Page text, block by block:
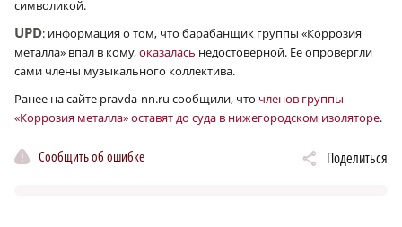
символикой.
UPD: информация о том, что барабанщик группы «Коррозия
металла» впал в кому,оказалась недостоверной. Ее опровергли
сами члены музыкального коллектива.
Ранее на сайте pravda-nn.ru сообщили, что членов группы
«Коррозия металла» оставят до суда в нижегородском изоляторе.
Сообщить об ошибке Поделиться